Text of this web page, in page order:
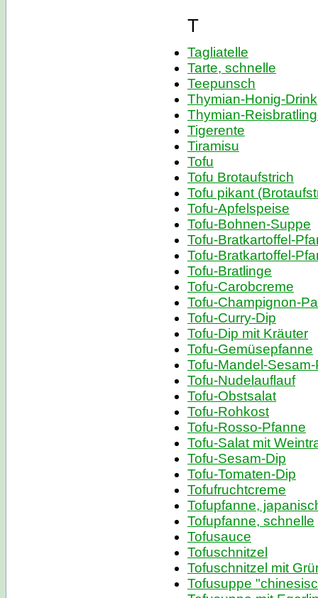
T
Tagliatelle
Tarte, schnelle
Teepunsch
Thymian-Honig-Drink
Thymian-
Tigerente
Tiramisu
Tofu
Tofu Brotaufstrich
Tofu pikant
Tofu-Apfelspeise
Tofu-Bohnen-Suppe
Tofu-Bratkartoffel-
Tofu-Bratkartoffel-
Tofu-Bratlinge
Tofu-Carobcreme
Tofu-Champignon-
Tofu-Curry-Dip
Tofu-Dip mit Kräuter
Tofu-Gemüsepfanne
Tofu-Mandel-
Tofu-Nudelauflauf
Tofu-Obstsalat
Tofu-Rohkost
Tofu-Rosso-Pfanne
Tofu-Salat mit
Tofu-Sesam-Dip
Tofu-Tomaten-Dip
Tofufruchtcreme
Tofupfanne,
Tofupfanne, schnelle
Tofusauce
Tofuschnitzel
Tofuschnitzel mit
Tofusuppe